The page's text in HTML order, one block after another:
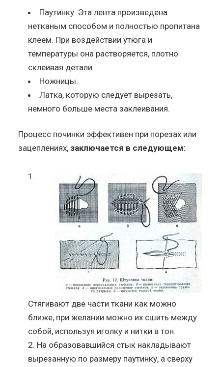
Паутинку. Эта лента произведена
нетканым способом и полностью пропитана
клеем. При воздействии утюга и
температуры она растворяется, плотно
склеивая детали.
Ножницы.
Латка, которую следует вырезать,
немного больше места заклеивания.
Процесс починки эффективен при порезах или
зацеплениях, заключается в следующем:
Стягивают две части ткани как можно
ближе, при желании можно их сшить между
собой, используя иголку и нитки в тон.
На образовавшийся стык накладывают
вырезанную по размеру паутинку, а сверху